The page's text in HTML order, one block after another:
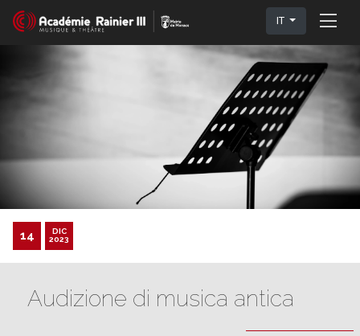
IT
14
DIC
2023
Audizione di musica antica